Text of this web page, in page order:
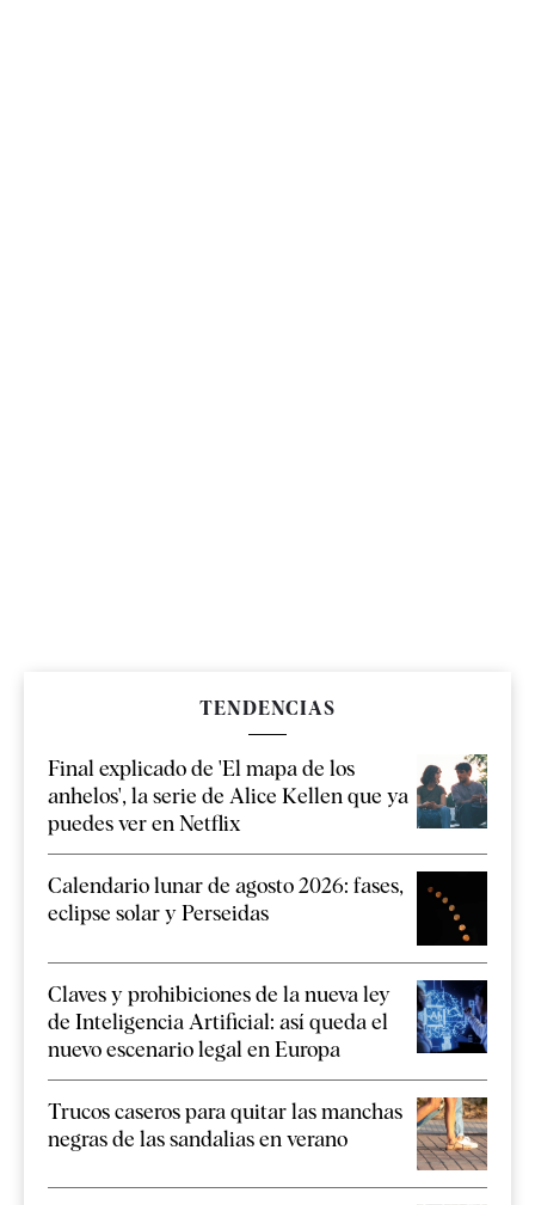
TENDENCIAS
Final explicado de 'El mapa de los
anhelos', la serie de Alice Kellen que ya
puedes ver en Netflix
Calendario lunar de agosto 2026: fases,
eclipse solar y Perseidas
Claves y prohibiciones de la nueva ley
de Inteligencia Artificial: así queda el
nuevo escenario legal en Europa
Trucos caseros para quitar las manchas
negras de las sandalias en verano